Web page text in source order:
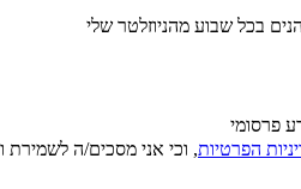
בכל שבוע מהניוזלטר שלי
פרסומי
הפרטיות, וכי אני מסכים/ה לשמירת